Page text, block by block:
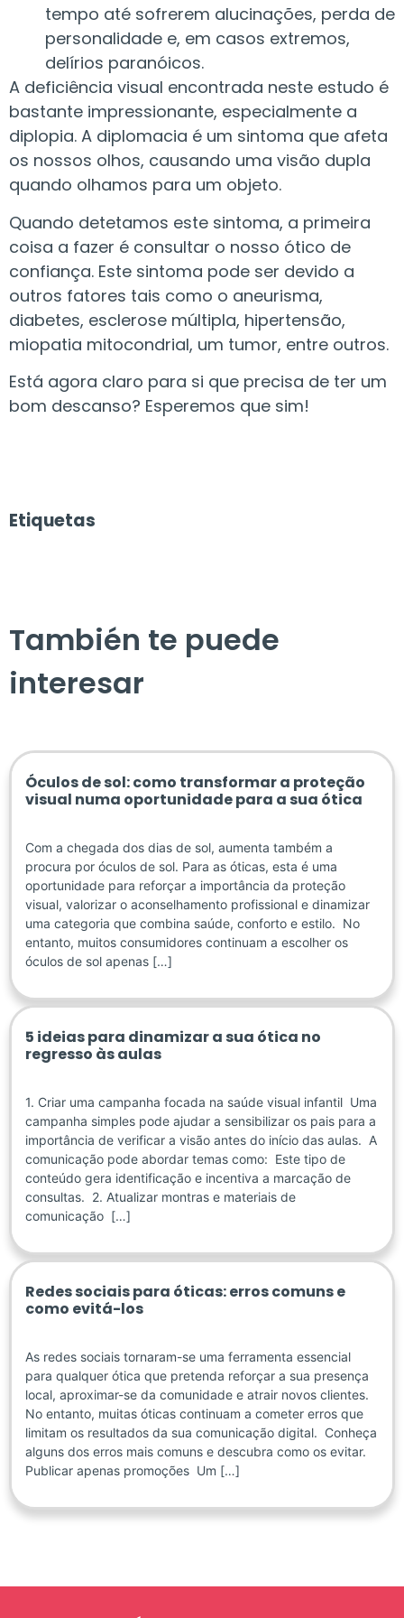
tempo até sofrerem alucinações, perda de
personalidade e, em casos extremos,
delírios paranóicos.
A deficiência visual encontrada neste estudo é
bastante impressionante, especialmente a
diplopia. A diplomacia é um sintoma que afeta
os nossos olhos, causando uma visão dupla
quando olhamos para um objeto.
Quando detetamos este sintoma, a primeira
coisa a fazer é consultar o nosso ótico de
confiança. Este sintoma pode ser devido a
outros fatores tais como o aneurisma,
diabetes, esclerose múltipla, hipertensão,
miopatia mitocondrial, um tumor, entre outros.
Está agora claro para si que precisa de ter um
bom descanso? Esperemos que sim!
Etiquetas
También te puede
interesar
Óculos de sol: como transformar a proteção
visual numa oportunidade para a sua ótica
Com a chegada dos dias de sol, aumenta também a
procura por óculos de sol. Para as óticas, esta é uma
oportunidade para reforçar a importância da proteção
visual, valorizar o aconselhamento profissional e dinamizar
uma categoria que combina saúde, conforto e estilo. No
entanto, muitos consumidores continuam a escolher os
óculos de sol apenas […]
5 ideias para dinamizar a sua ótica no
regresso às aulas
1. Criar uma campanha focada na saúde visual infantil Uma
campanha simples pode ajudar a sensibilizar os pais para a
importância de verificar a visão antes do início das aulas. A
comunicação pode abordar temas como: Este tipo de
conteúdo gera identificação e incentiva a marcação de
consultas. 2. Atualizar montras e materiais de
comunicação […]
Redes sociais para óticas: erros comuns e
como evitá-los
As redes sociais tornaram-se uma ferramenta essencial
para qualquer ótica que pretenda reforçar a sua presença
local, aproximar-se da comunidade e atrair novos clientes.
No entanto, muitas óticas continuam a cometer erros que
limitam os resultados da sua comunicação digital. Conheça
alguns dos erros mais comuns e descubra como os evitar.
Publicar apenas promoções Um […]